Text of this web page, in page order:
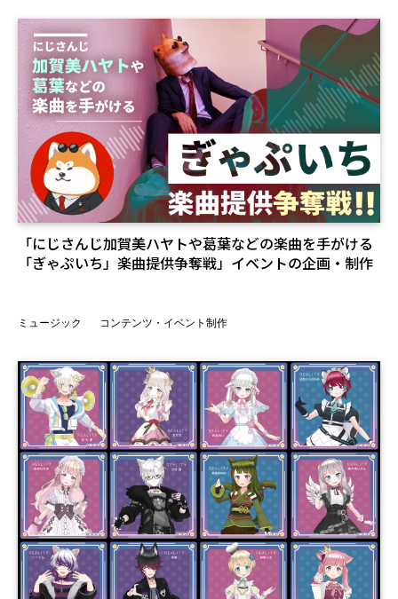
「にじさんじ加賀美ハヤトや葛葉などの楽曲を手がける
「ぎゃぷいち」楽曲提供争奪戦」イベントの企画・制作
ミュージック コンテンツ・イベント制作